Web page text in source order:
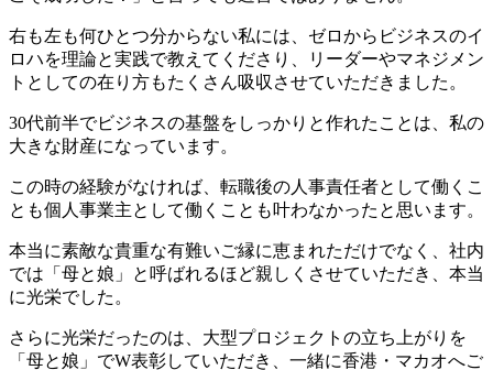
右も左も何ひとつ分からない私には、ゼロからビジネスのイ
ロハを理論と実践で教えてくださり、リーダーやマネジメン
トとしての在り方もたくさん吸収させていただきました。
30代前半でビジネスの基盤をしっかりと作れたことは、私の
大きな財産になっています。
この時の経験がなければ、転職後の人事責任者として働くこ
とも個人事業主として働くことも叶わなかったと思います。
本当に素敵な貴重な有難いご縁に恵まれただけでなく、社内
では「母と娘」と呼ばれるほど親しくさせていただき、本当
に光栄でした。
さらに光栄だったのは、大型プロジェクトの立ち上がりを
「母と娘」でW表彰していただき、一緒に香港・マカオへご